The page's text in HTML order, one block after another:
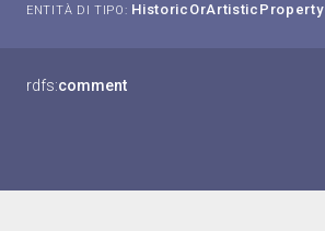
ENTITÀ DI TIPO: HistoricOrArtisticProperty
rdfs:comment